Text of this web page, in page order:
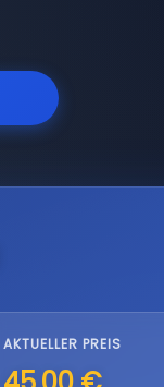
AKTUELLER PREIS